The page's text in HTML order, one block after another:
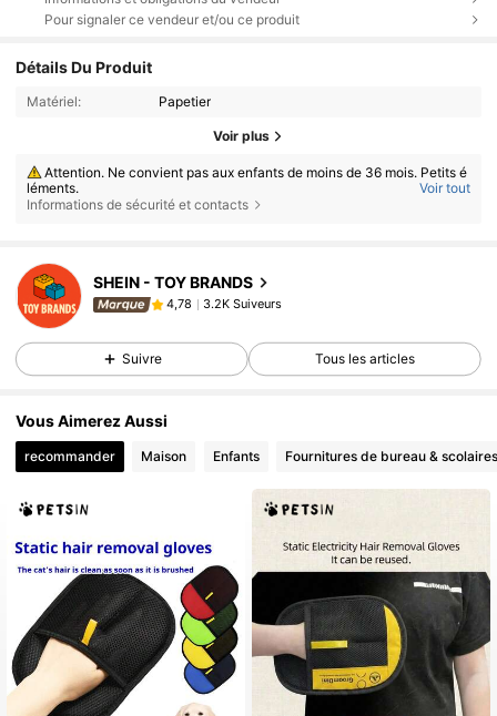
Pour signaler ce vendeur et/ou ce produit
Détails Du Produit
Matériel: Papetier
Voir plus
Attention. Ne convient pas aux enfants de moins de 36 mois. Petits é
léments.
Attention. À utiliser sous la surveillance d’un adulte.
Voir tout
Informations de sécurité et contacts
SHEIN - TOY BRANDS
4,78 3.2K Suiveurs
Suivre Tous les articles
Vous Aimerez Aussi
recommander Maison Enfants Fournitures de bureau & scolaires